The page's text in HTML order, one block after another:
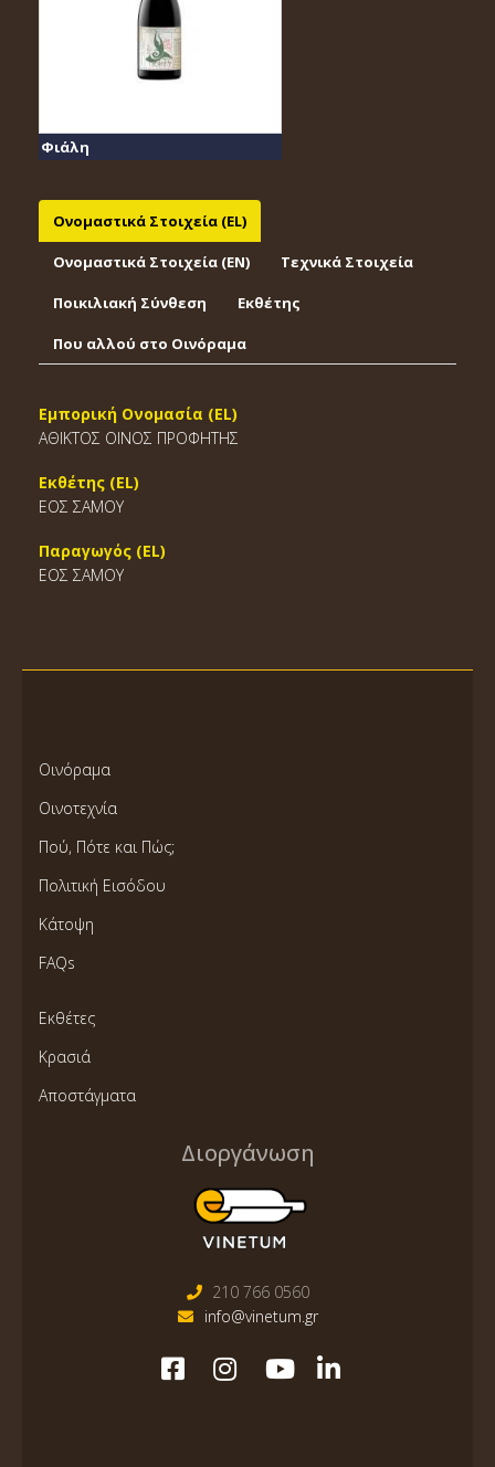
Φιάλη
Ονομαστικά Στοιχεία (EL)
Ονομαστικά Στοιχεία (EΝ) Τεχνικά Στοιχεία
Ποικιλιακή Σύνθεση Εκθέτης
Που αλλού στο Οινόραμα
Εμπορική Ονομασία (EL)
ΑΘΙΚΤΟΣ ΟΙΝΟΣ ΠΡΟΦΗΤΗΣ
Εκθέτης (EL)
ΕΟΣ ΣΑΜΟΥ
Παραγωγός (EL)
ΕΟΣ ΣΑΜΟΥ
Οινόραμα
Οινοτεχνία
Πού, Πότε και Πώς;
Πολιτική Εισόδου
Κάτοψη
FAQs
Εκθέτες
Κρασιά
Αποστάγματα
Διοργάνωση
210 766 0560
info@vinetum.gr